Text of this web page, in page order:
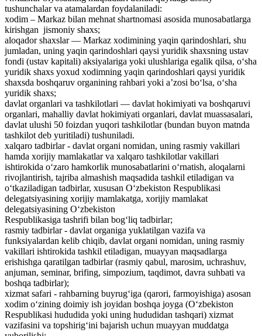
tushunchalar va atamalardan foydalaniladi:
xodim – Markaz bilan mehnat shartnomasi asosida munosabatlarga
kirishgan jismoniy shaxs;
aloqador shaxslar — Markaz xodimining yaqin qarindoshlari, shu
jumladan, uning yaqin qarindoshlari qaysi yuridik shaxsning ustav
fondi (ustav kapitali) aksiyalariga yoki ulushlariga egalik qilsa, o‘sha
yuridik shaxs yoxud xodimning yaqin qarindoshlari qaysi yuridik
shaxsda boshqaruv organining rahbari yoki a’zosi bo‘lsa, o‘sha
yuridik shaxs;
davlat organlari va tashkilotlari — davlat hokimiyati va boshqaruvi
organlari, mahalliy davlat hokimiyati organlari, davlat muassasalari,
davlat ulushi 50 foizdan yuqori tashkilotlar (bundan buyon matnda
tashkilot deb yuritiladi) tushuniladi.
xalqaro tadbirlar - davlat organi nomidan, uning rasmiy vakillari
hamda xorijiy mamlakatlar va xalqaro tashkilotlar vakillari
ishtirokida o‘zaro hamkorlik munosabatlarini o‘rnatish, aloqalarni
rivojlantirish, tajriba almashish maqsadida tashkil etiladigan va
o‘tkaziladigan tadbirlar, xususan O‘zbekiston Respublikasi
delegatsiyasining xorijiy mamlakatga, xorijiy mamlakat
delegatsiyasining O‘zbekiston
Respublikasiga tashrifi bilan bog‘liq tadbirlar;
rasmiy tadbirlar - davlat organiga yuklatilgan vazifa va
funksiyalardan kelib chiqib, davlat organi nomidan, uning rasmiy
vakillari ishtirokida tashkil etiladigan, muayyan maqsadlarga
erishishga qaratilgan tadbirlar (rasmiy qabul, marosim, uchrashuv,
anjuman, seminar, brifing, simpozium, taqdimot, davra suhbati va
boshqa tadbirlar);
xizmat safari - rahbarning buyrug‘iga (qarori, farmoyishiga) asosan
xodim o‘zining doimiy ish joyidan boshqa joyga (O‘zbekiston
Respublikasi hududida yoki uning hududidan tashqari) xizmat
vazifasini va topshirig‘ini bajarish uchun muayyan muddatga